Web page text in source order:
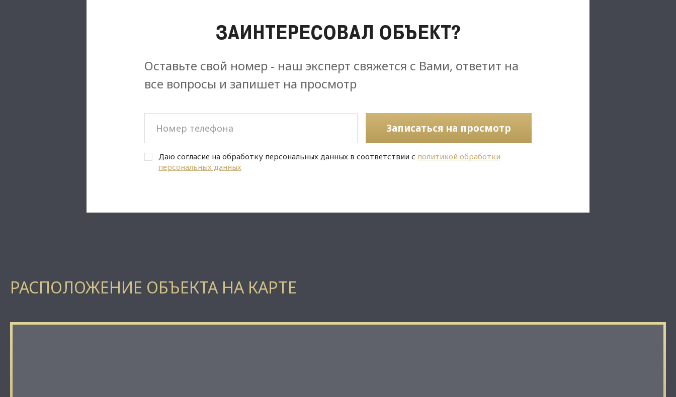
ЗАИНТЕРЕСОВАЛ ОБЪЕКТ?
Оставьте свой номер - наш эксперт свяжется с Вами, ответит на
все вопросы и запишет на просмотр
Записаться на просмотр
Даю согласие на обработку персональных данных в соответствии с политикой обработки
персональных данных
РАСПОЛОЖЕНИЕ ОБЪЕКТА НА КАРТЕ